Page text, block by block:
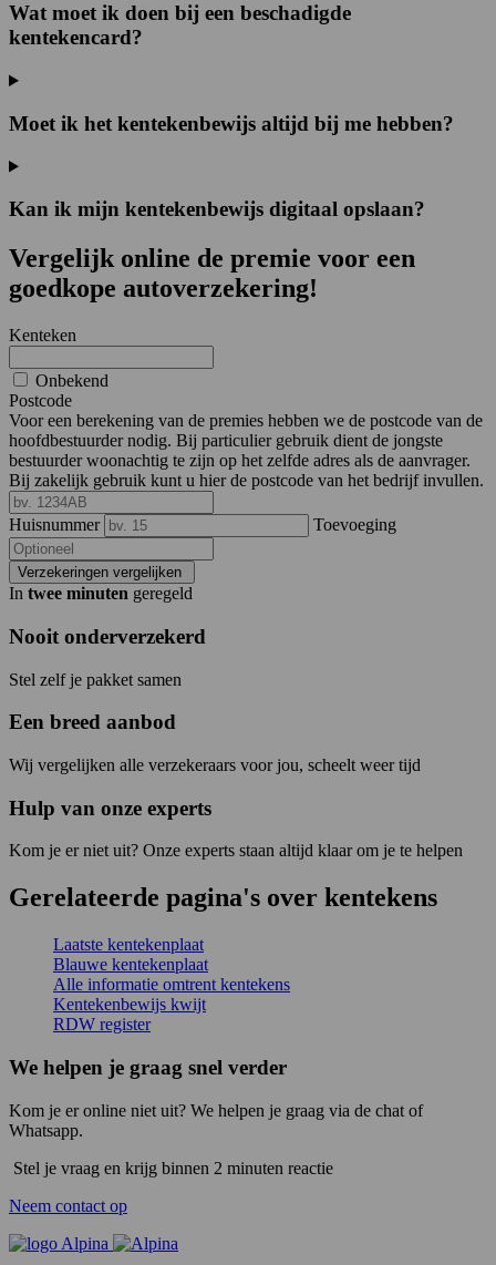
Wat moet ik doen bij een beschadigde
kentekencard?
Moet ik het kentekenbewijs altijd bij me hebben?
Kan ik mijn kentekenbewijs digitaal opslaan?
Vergelijk online de premie voor een
goedkope autoverzekering!
Kenteken
Onbekend
Postcode
Voor een berekening van de premies hebben we de postcode van de
hoofdbestuurder nodig. Bij particulier gebruik dient de jongste
bestuurder woonachtig te zijn op het zelfde adres als de aanvrager.
Bij zakelijk gebruik kunt u hier de postcode van het bedrijf invullen.
Huisnummer Toevoeging
Verzekeringen vergelijken
In twee minuten geregeld
Nooit onderverzekerd
Stel zelf je pakket samen
Een breed aanbod
Wij vergelijken alle verzekeraars voor jou, scheelt weer tijd
Hulp van onze experts
Kom je er niet uit? Onze experts staan altijd klaar om je te helpen
Gerelateerde pagina's over kentekens
Laatste kentekenplaat
Blauwe kentekenplaat
Alle informatie omtrent kentekens
Kentekenbewijs kwijt
RDW register
We helpen je graag snel verder
Kom je er online niet uit? We helpen je graag via de chat of
Whatsapp.
Stel je vraag en krijg binnen 2 minuten reactie
Neem contact op